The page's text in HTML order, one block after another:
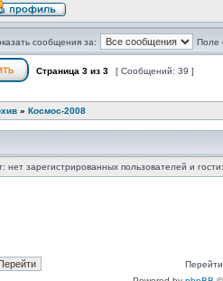
сообщения за: Поле
Страница 3 из 3 [ Сообщений: 39 ]
» Космос-2008
зарегистрированных пользователей и